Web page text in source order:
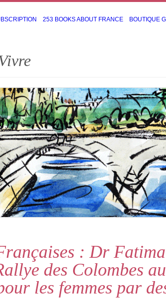
253 BOOKS ABOUT FRANCE BOUTIQUE
: Dr Fatima
des Colombes au
les femmes par